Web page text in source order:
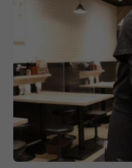
4. リーズナブルな価
ボリュームに対して
フォーマンスの高さ
っぱい食べられるの
いる理由です。